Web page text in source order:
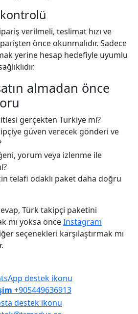
verilmeli, teslimat hızı ve
önce okunmalıdır. Sadece
yerine hesap hedefiyle uyumlu
almadan önce
gerçekten Türkiye mi?
güven verecek gönderi ve
yorum veya izlenme ile
telafi odaklı paket daha doğru
Türk takipçi paketini
mı yoksa önceInstagram
seçenekleri karşılaştırmak mı
+905449636913